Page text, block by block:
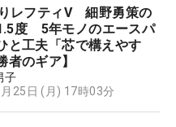
レフティV 細野勇策の
度 5年モノのエースパ
と工夫「芯で構えやす
者のギア】
子
25日 (月) 17時03分